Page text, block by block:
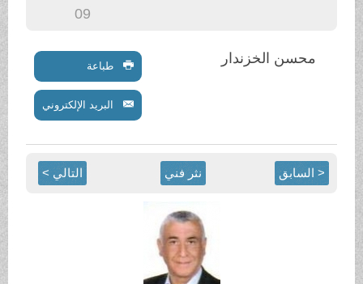
محسن الخزندار طباعة
البريد الإلكتروني
< السابق نثر فني التالي >